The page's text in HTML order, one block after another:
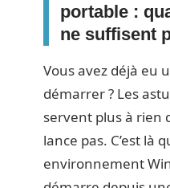
portable :
ne suffisent
Vous avez déjà eu
démarrer ? Les
servent plus à rien
lance pas. C’est là
environnement